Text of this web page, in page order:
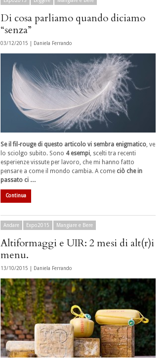
Di cosa parliamo quando diciamo
“senza”
03/12/2015 | Daniela Ferrando
Se il fil-rouge di questo articolo vi sembra enigmatico, ve
lo sciolgo subito. Sono 4 esempi, scelti tra recenti
esperienze vissute per lavoro, che mi hanno fatto
pensare a come il mondo cambia. A come ciò che in
passato ci …
Continua
Andare Expo2015 Mangiare e Bere
Altiformaggi e UIR: 2 mesi di alt(r)i
menu.
13/10/2015 | Daniela Ferrando